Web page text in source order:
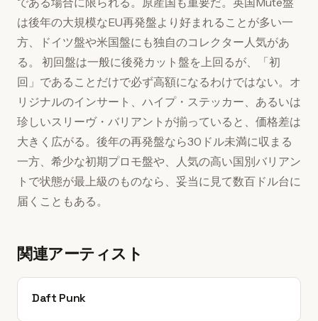
は後年の大規模なEU再発盤より好まれることが多い一
方、ドイツ盤や米国盤にも独自のコレクター人気があ
る。 初回盤は一般に後発カット盤を上回るが、「初
回」であることだけで必ず高額になるわけではない。オ
リジナルのインサート、ハイプ・ステッカー、あるいは
珍しいスリーヴ・バリアントが揃っていると、価格差は
大きく広がる。後年の再発盤なら30ドル未満に収まる
一方、希少な初期プロモ盤や、人気の高い国別バリアン
トで状態が最上級のものなら、妥当に見て数百ドル台に
届くこともある。
関連アーティスト
Daft Punk